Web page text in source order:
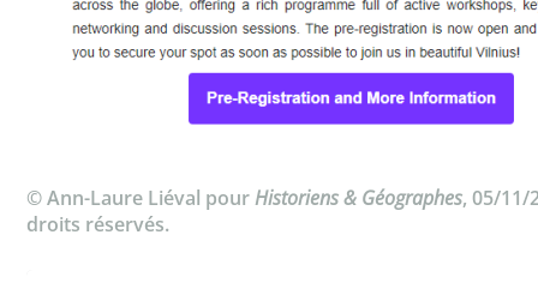
© Ann-Laure Liéval pourHistoriens & Géographes, 05/11/
droits réservés.